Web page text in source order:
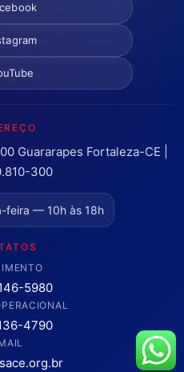
Guararapes Fortaleza-CE |
300
feira — 10h às 18h
5980
4790